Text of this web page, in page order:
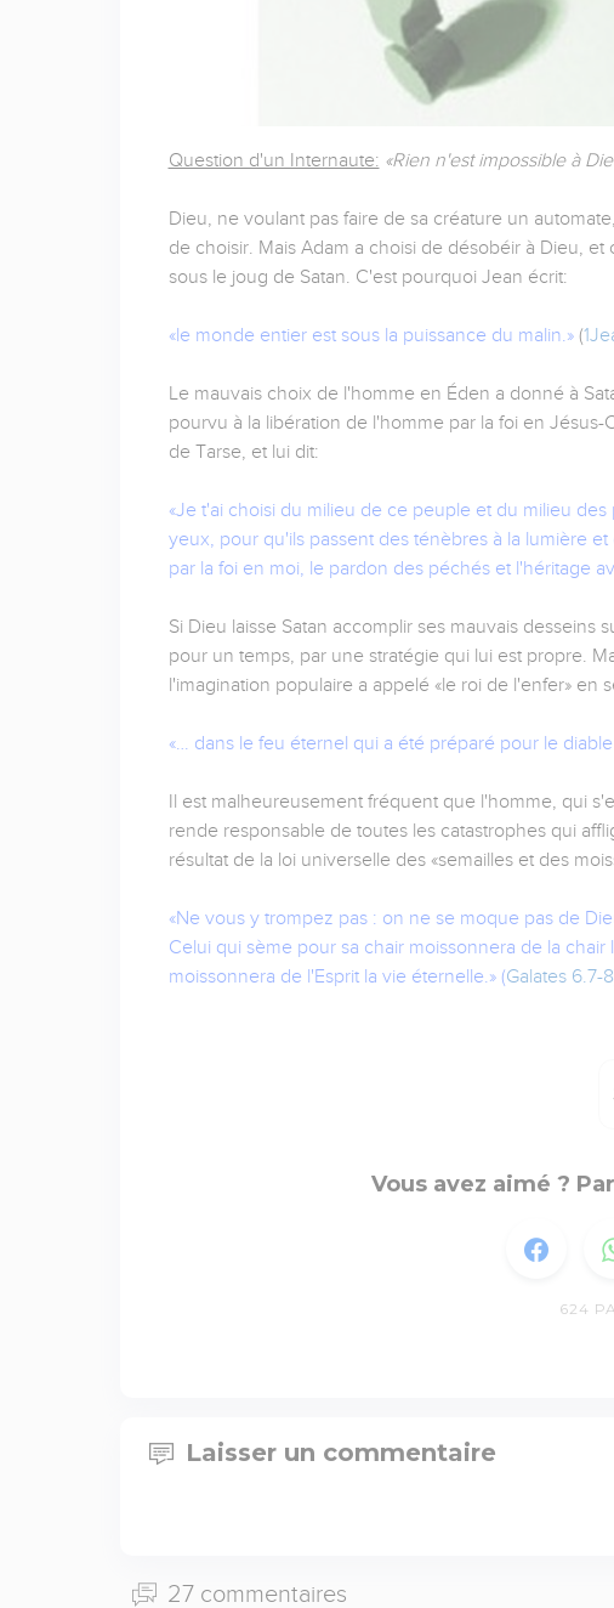
Question d'un Internaute: «Rien n'est impossible à
Dieu, ne voulant pas faire de sa créature un
de choisir. Mais Adam a choisi de désobéir à Dieu,
sous le joug de Satan. C'est pourquoi Jean écrit:
«le monde entier est sous la puissance du malin.»(
Le mauvais choix de l'homme en Éden a donné à
pourvu à la libération de l'homme par la foi en Jésus-
de Tarse, et lui dit:
«Je t'ai choisi du milieu de ce peuple et du milieu
yeux, pour qu'ils passent des ténèbres à la lumière
par la foi en moi, le pardon des péchés et l'héritage
Si Dieu laisse Satan accomplir ses mauvais desseins
pour un temps, par une stratégie qui lui est propre.
l'imagination populaire a appelé «le roi de l'enfer» en
«… dans le feu éternel qui a été préparé pour le
Il est malheureusement fréquent que l'homme, qui
rende responsable de toutes les catastrophes qui
résultat de la loi universelle des «semailles et des
«Ne vous y trompez pas : on ne se moque pas de
Celui qui sème pour sa chair moissonnera de la
moissonnera de l'Esprit la vie éternelle.» (Galates 6.7-8
Vous avez aimé ?
624
Laisser un commentaire
27 commentaires